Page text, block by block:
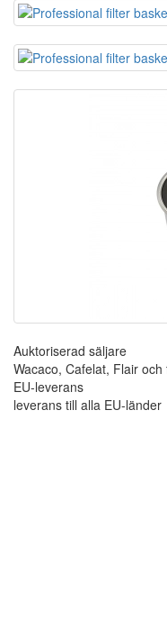
Auktoriserad säljare
Wacaco, Cafelat, Flair och
EU-leverans
leverans till alla EU-länder